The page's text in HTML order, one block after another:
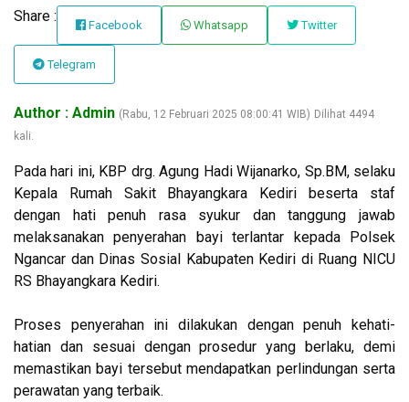
Share :
Facebook Whatsapp Twitter
Telegram
Author : Admin (Rabu, 12 Februari 2025 08:00:41 WIB) Dilihat 4494
kali.
Pada hari ini, KBP drg. Agung Hadi Wijanarko, Sp.BM, selaku
Kepala Rumah Sakit Bhayangkara Kediri beserta staf
dengan hati penuh rasa syukur dan tanggung jawab
melaksanakan penyerahan bayi terlantar kepada Polsek
Ngancar dan Dinas Sosial Kabupaten Kediri di Ruang NICU
RS Bhayangkara Kediri.
Proses penyerahan ini dilakukan dengan penuh kehati-
hatian dan sesuai dengan prosedur yang berlaku, demi
memastikan bayi tersebut mendapatkan perlindungan serta
perawatan yang terbaik.